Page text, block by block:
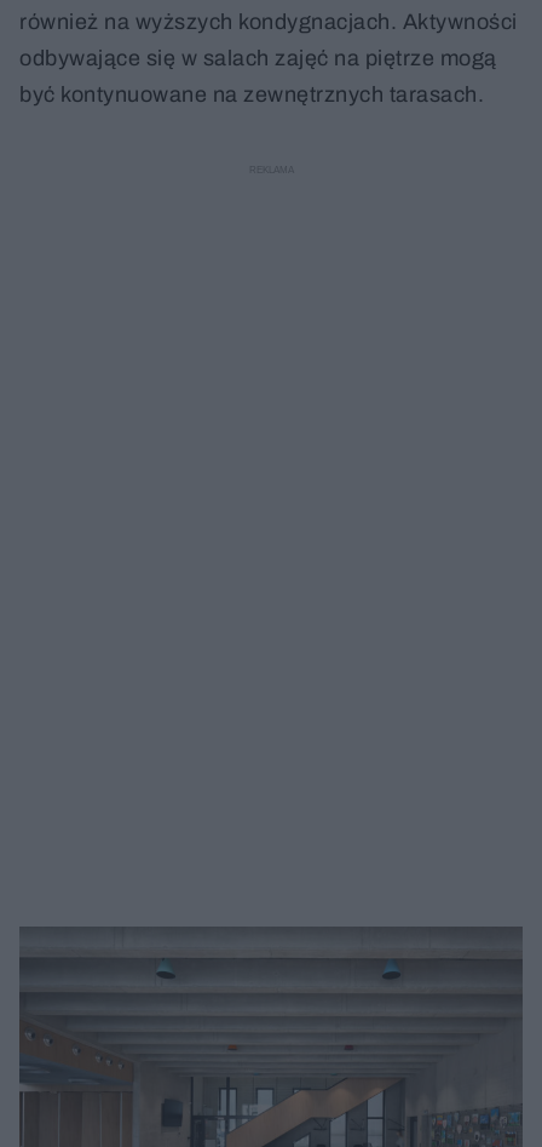
również na wyższych kondygnacjach. Aktywności
odbywające się w salach zajęć na piętrze mogą
być kontynuowane na zewnętrznych tarasach.